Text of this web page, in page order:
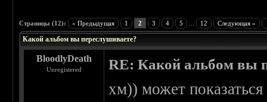
Страницы (12): « Предыдущая 1 2 3 4 5 12 Следующая »
Какой альбом вы переслушиваете?
BloodlyDeath
Unregistered RE: Какой альбом вы
хм)) может